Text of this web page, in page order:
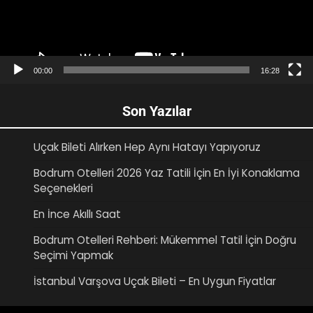
00:00 16:28
Son Yazılar
Uçak Bileti Alırken Hep Aynı Hatayı Yapıyoruz
Bodrum Otelleri 2026 Yaz Tatili İçin En İyi Konaklama
Seçenekleri
En İnce Akıllı Saat
Bodrum Otelleri Rehberi: Mükemmel Tatil İçin Doğru
Seçimi Yapmak
İstanbul Varşova Uçak Bileti – En Uygun Fiyatlar